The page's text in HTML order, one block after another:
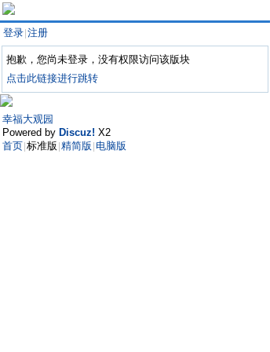
登录 注册
抱歉，您尚未登录，没有权限访问该版块
点击此链接进行跳转
幸福大观园
Powered by Discuz! X2
首页 标准版 精简版 电脑版